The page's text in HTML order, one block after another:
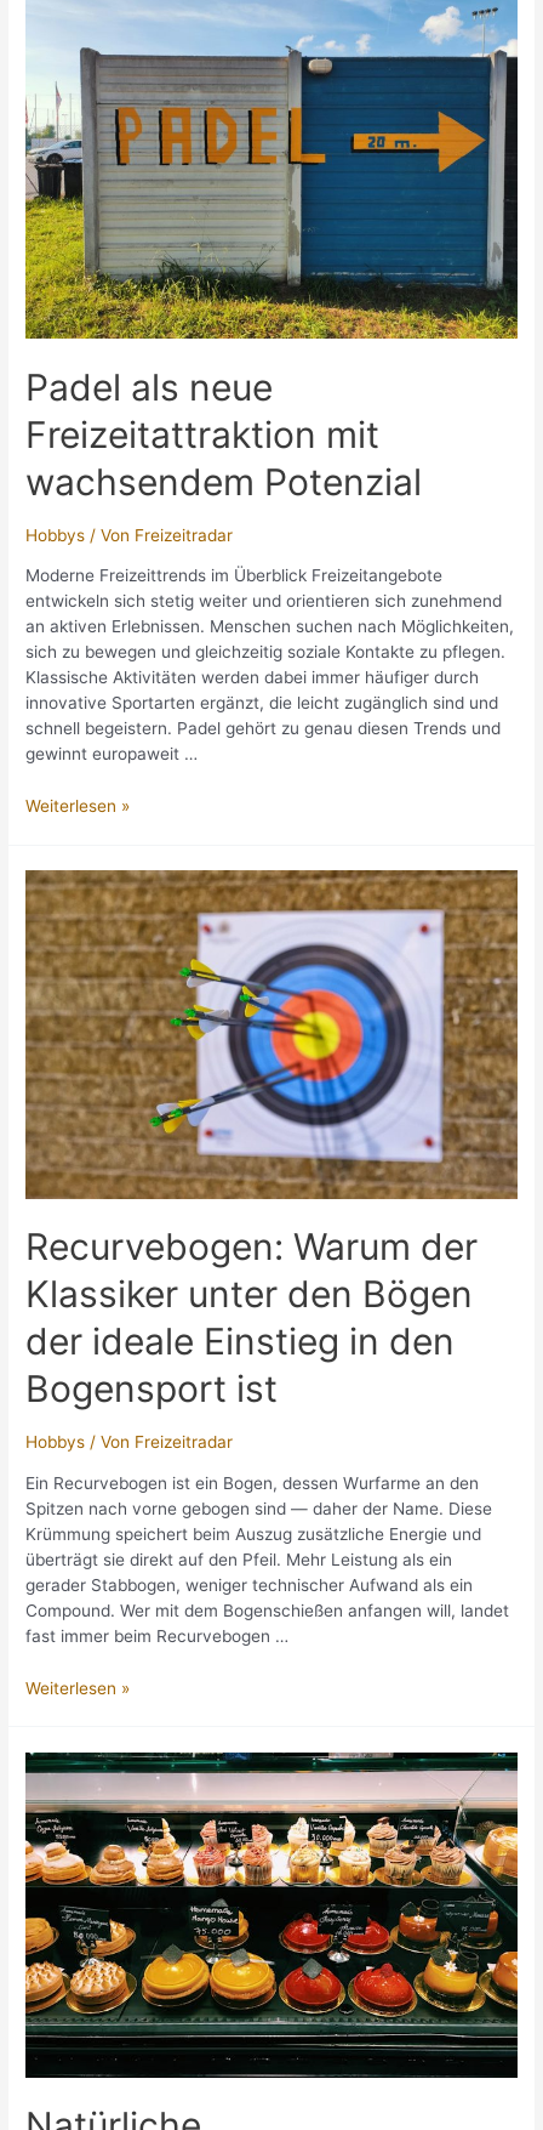
Padel als neue
Freizeitattraktion mit
wachsendem Potenzial
Hobbys / Von Freizeitradar
Moderne Freizeittrends im Überblick Freizeitangebote
entwickeln sich stetig weiter und orientieren sich zunehmend
an aktiven Erlebnissen. Menschen suchen nach Möglichkeiten,
sich zu bewegen und gleichzeitig soziale Kontakte zu pflegen.
Klassische Aktivitäten werden dabei immer häufiger durch
innovative Sportarten ergänzt, die leicht zugänglich sind und
schnell begeistern. Padel gehört zu genau diesen Trends und
gewinnt europaweit …
Padel
Freizeitattraktion
mit
wachsendem
Potenzial
Weiterlesen »
Recurvebogen: Warum der
Klassiker unter den Bögen
der ideale Einstieg in den
Bogensport ist
Hobbys / Von Freizeitradar
Ein Recurvebogen ist ein Bogen, dessen Wurfarme an den
Spitzen nach vorne gebogen sind — daher der Name. Diese
Krümmung speichert beim Auszug zusätzliche Energie und
überträgt sie direkt auf den Pfeil. Mehr Leistung als ein
gerader Stabbogen, weniger technischer Aufwand als ein
Compound. Wer mit dem Bogenschießen anfangen will, landet
fast immer beim Recurvebogen …
Recurvebogen:
Klassiker
den
Bögen
der
ideale
Einstieg
in
den
Bogensport
ist
Weiterlesen »